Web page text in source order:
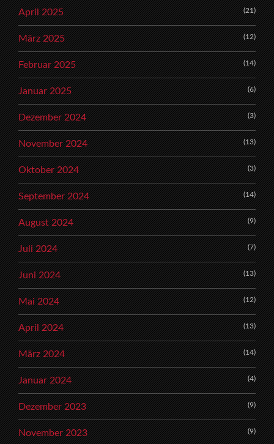
April 2025 (21)
März 2025 (12)
Februar 2025 (14)
Januar 2025 (6)
Dezember 2024 (3)
November 2024 (13)
Oktober 2024 (3)
September 2024 (14)
August 2024 (9)
Juli 2024 (7)
Juni 2024 (13)
Mai 2024 (12)
April 2024 (13)
März 2024 (14)
Januar 2024 (4)
Dezember 2023 (9)
November 2023 (9)